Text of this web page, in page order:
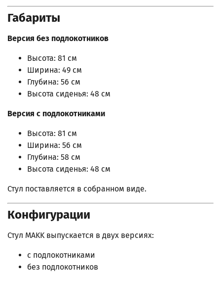
Габариты
Версия без подлокотников
Высота: 81 см
Ширина: 49 см
Глубина: 56 см
Высота сиденья: 48 см
Версия с подлокотниками
Высота: 81 см
Ширина: 56 см
Глубина: 58 см
Высота сиденья: 48 см
Стул поставляется в собранном виде.
Конфигурации
Стул MAKK выпускается в двух версиях:
с подлокотниками
без подлокотников